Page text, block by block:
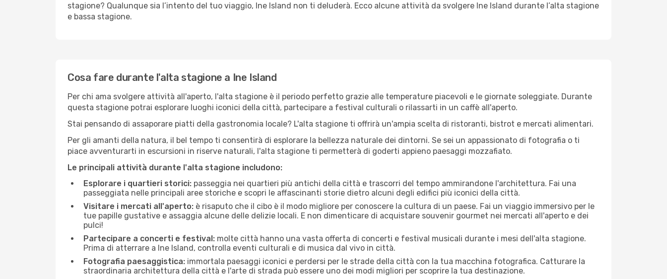
stagione? Qualunque sia l’intento del tuo viaggio, Ine Island non ti deluderà. Ecco alcune attività da svolgere Ine Island durante l’alta stagione
e bassa stagione.
Cosa fare durante l'alta stagione a Ine Island
Per chi ama svolgere attività all'aperto, l'alta stagione è il periodo perfetto grazie alle temperature piacevoli e le giornate soleggiate. Durante
questa stagione potrai esplorare luoghi iconici della città, partecipare a festival culturali o rilassarti in un caffè all'aperto.
Stai pensando di assaporare piatti della gastronomia locale? L'alta stagione ti offrirà un'ampia scelta di ristoranti, bistrot e mercati alimentari.
Per gli amanti della natura, il bel tempo ti consentirà di esplorare la bellezza naturale dei dintorni. Se sei un appassionato di fotografia o ti
piace avventurarti in escursioni in riserve naturali, l'alta stagione ti permetterà di goderti appieno paesaggi mozzafiato.
Le principali attività durante l'alta stagione includono:
Esplorare i quartieri storici: passeggia nei quartieri più antichi della città e trascorri del tempo ammirandone l'architettura. Fai una
passeggiata nelle principali aree storiche e scopri le affascinanti storie dietro alcuni degli edifici più iconici della città.
Visitare i mercati all'aperto: è risaputo che il cibo è il modo migliore per conoscere la cultura di un paese. Fai un viaggio immersivo per le
tue papille gustative e assaggia alcune delle delizie locali. E non dimenticare di acquistare souvenir gourmet nei mercati all'aperto e dei
pulci!
Partecipare a concerti e festival: molte città hanno una vasta offerta di concerti e festival musicali durante i mesi dell'alta stagione.
Prima di atterrare a Ine Island, controlla eventi culturali e di musica dal vivo in città.
Fotografia paesaggistica: immortala paesaggi iconici e perdersi per le strade della città con la tua macchina fotografica. Catturare la
straordinaria architettura della città e l'arte di strada può essere uno dei modi migliori per scoprire la tua destinazione.